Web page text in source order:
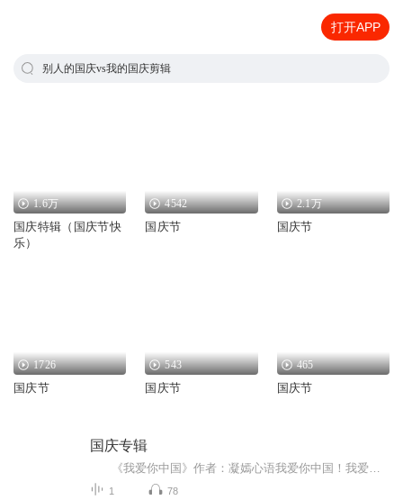
打开APP
别人的国庆vs我的国庆剪辑
1.6万
国庆特辑（国庆节快
乐）
4542
国庆节
2.1万
国庆节
1726
国庆节
543
国庆节
465
国庆节
国庆专辑
1 78